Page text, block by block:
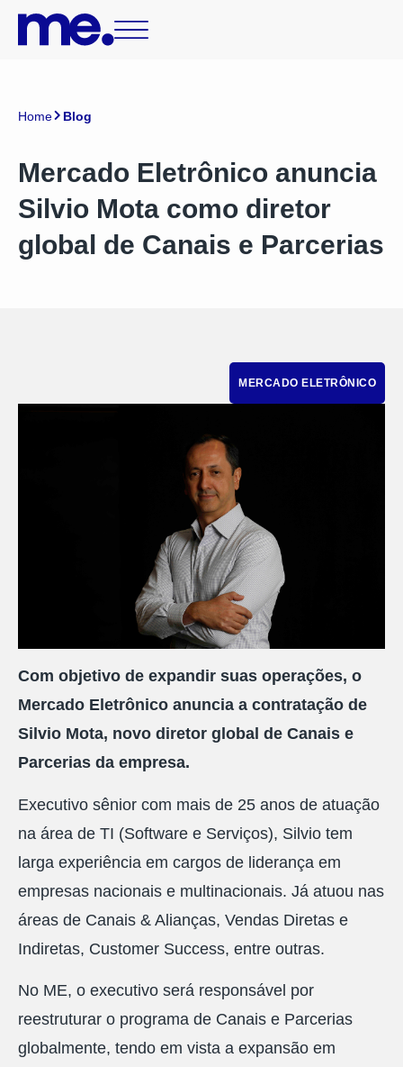
Home Blog
Mercado Eletrônico anuncia
Silvio Mota como diretor
global de Canais e Parcerias
MERCADO ELETRÔNICO
Com objetivo de expandir suas operações, o
Mercado Eletrônico anuncia a contratação de
Silvio Mota, novo diretor global de Canais e
Parcerias da empresa.
Executivo sênior com mais de 25 anos de atuação
na área de TI (Software e Serviços), Silvio tem
larga experiência em cargos de liderança em
empresas nacionais e multinacionais. Já atuou nas
áreas de Canais & Alianças, Vendas Diretas e
Indiretas, Customer Success, entre outras.
No ME, o executivo será responsável por
reestruturar o programa de Canais e Parcerias
globalmente, tendo em vista a expansão em